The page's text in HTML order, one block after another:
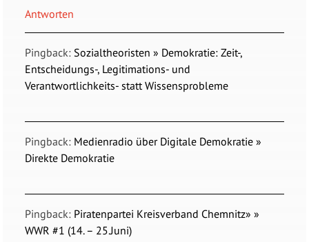
Antworten
Pingback: Sozialtheoristen » Demokratie: Zeit-,
Entscheidungs-, Legitimations- und
Verantwortlichkeits- statt Wissensprobleme
Pingback: Medienradio über Digitale Demokratie »
Direkte Demokratie
Pingback: Piratenpartei Kreisverband Chemnitz» »
WWR #1 (14. – 25.Juni)